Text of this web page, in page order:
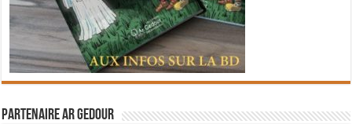
Partenaire Ar Gedour